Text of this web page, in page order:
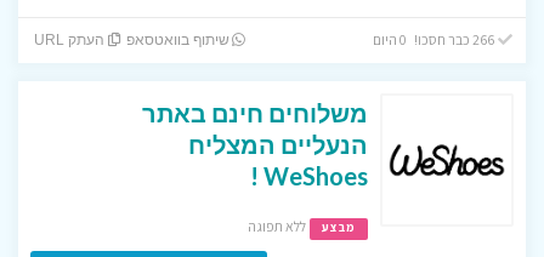
266 כבר חסכו! 0 היום שיתוף בוואטסאפ העתק URL
משלוחים חינם באתר
הנעליים המצליח
WeShoes !
מבצע ללא תפוגה